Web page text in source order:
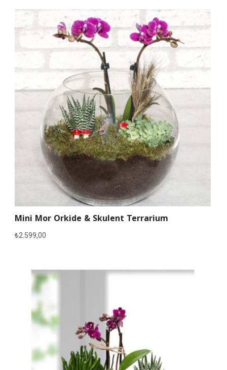
Mini Mor Orkide & Skulent Terrarium
₺2.599,00